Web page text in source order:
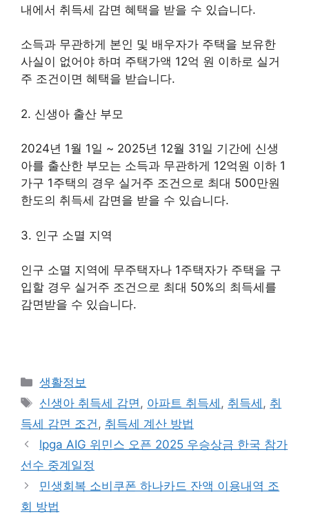
내에서 취득세 감면 혜택을 받을 수 있습니다.
소득과 무관하게 본인 및 배우자가 주택을 보유한
사실이 없어야 하며 주택가액 12억 원 이하로 실거
주 조건이면 혜택을 받습니다.
2. 신생아 출산 부모
2024년 1월 1일 ~ 2025년 12월 31일 기간에 신생
아를 출산한 부모는 소득과 무관하게 12억원 이하 1
가구 1주택의 경우 실거주 조건으로 최대 500만원
한도의 취득세 감면을 받을 수 있습니다.
3. 인구 소멸 지역
인구 소멸 지역에 무주택자나 1주택자가 주택을 구
입할 경우 실거주 조건으로 최대 50%의 최득세를
감면받을 수 있습니다.
Categories
생활정보
Tags
신생아 취득세 감면 , 아파트 취득세 , 취득세 , 취
득세 감면 조건 , 취득세 계산 방법
lpga AIG 위민스 오픈 2025 우승상금 한국 참가
선수 중계일정
민생회복 소비쿠폰 하나카드 잔액 이용내역 조
회 방법